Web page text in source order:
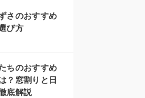
さのおすすめ
び方
ちのおすすめ
？窓割りと日
底解説